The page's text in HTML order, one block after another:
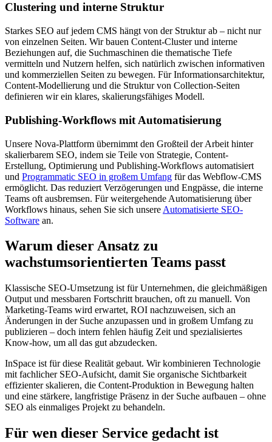
Clustering und interne Struktur
Starkes SEO auf jedem CMS hängt von der Struktur ab – nicht nur
von einzelnen Seiten. Wir bauen Content-Cluster und interne
Beziehungen auf, die Suchmaschinen die thematische Tiefe
vermitteln und Nutzern helfen, sich natürlich zwischen informativen
und kommerziellen Seiten zu bewegen. Für Informationsarchitektur,
Content-Modellierung und die Struktur von Collection-Seiten
definieren wir ein klares, skalierungsfähiges Modell.
Publishing-Workflows mit Automatisierung
Unsere Nova-Plattform übernimmt den Großteil der Arbeit hinter
skalierbarem SEO, indem sie Teile von Strategie, Content-
Erstellung, Optimierung und Publishing-Workflows automatisiert
und Programmatic SEO in großem Umfang für das Webflow-CMS
ermöglicht. Das reduziert Verzögerungen und Engpässe, die interne
Teams oft ausbremsen. Für weitergehende Automatisierung über
Workflows hinaus, sehen Sie sich unsere Automatisierte SEO-
Software an.
Warum dieser Ansatz zu
wachstumsorientierten Teams passt
Klassische SEO-Umsetzung ist für Unternehmen, die gleichmäßigen
Output und messbaren Fortschritt brauchen, oft zu manuell. Von
Marketing-Teams wird erwartet, ROI nachzuweisen, sich an
Änderungen in der Suche anzupassen und in großem Umfang zu
publizieren – doch intern fehlen häufig Zeit und spezialisiertes
Know-how, um all das gut abzudecken.
InSpace ist für diese Realität gebaut. Wir kombinieren Technologie
mit fachlicher SEO-Aufsicht, damit Sie organische Sichtbarkeit
effizienter skalieren, die Content-Produktion in Bewegung halten
und eine stärkere, langfristige Präsenz in der Suche aufbauen – ohne
SEO als einmaliges Projekt zu behandeln.
Für wen dieser Service gedacht ist